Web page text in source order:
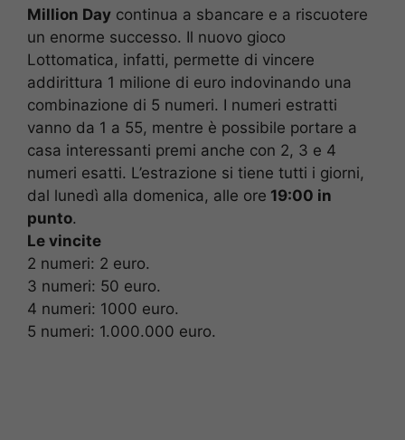
Million Day continua a sbancare e a riscuotere
un enorme successo. Il nuovo gioco
Lottomatica, infatti, permette di vincere
addirittura 1 milione di euro indovinando una
combinazione di 5 numeri. I numeri estratti
vanno da 1 a 55, mentre è possibile portare a
casa interessanti premi anche con 2, 3 e 4
numeri esatti. L’estrazione si tiene tutti i giorni,
dal lunedì alla domenica, alle ore 19:00 in
punto.
Le vincite
2 numeri: 2 euro.
3 numeri: 50 euro.
4 numeri: 1000 euro.
5 numeri: 1.000.000 euro.